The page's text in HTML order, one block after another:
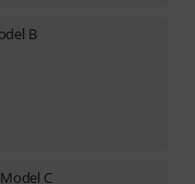
B
C